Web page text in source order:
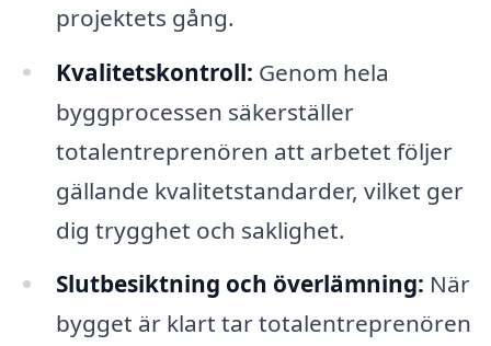
projektets gång.
Kvalitetskontroll: Genom hela
byggprocessen säkerställer
totalentreprenören att arbetet följer
gällande kvalitetstandarder, vilket ger
dig trygghet och saklighet.
Slutbesiktning och överlämning: När
bygget är klart tar totalentreprenören